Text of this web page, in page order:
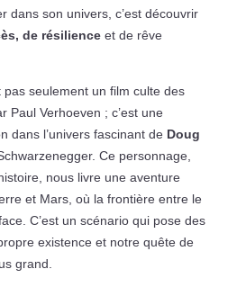
dans son univers, c’est découvrir
de résilienceet de rêve
pas seulement un film culte des
Paul Verhoeven ; c’est une
dans l’univers fascinant de Doug
Ce personnage,
nous livre une aventure
et Mars, où la frontière entre le
C’est un scénario qui pose des
existence et notre quête de
grand.